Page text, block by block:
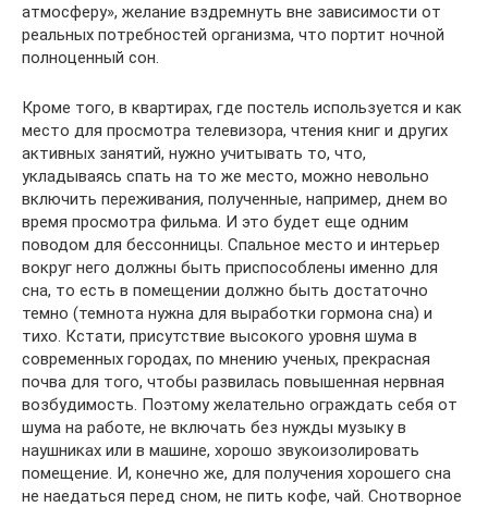
атмосферу», желание вздремнуть вне зависимости от
реальных потребностей организма, что портит ночной
полноценный сон.
Кроме того, в квартирах, где постель используется и как
место для просмотра телевизора, чтения книг и других
активных занятий, нужно учитывать то, что,
укладываясь спать на то же место, можно невольно
включить переживания, полученные, например, днем во
время просмотра фильма. И это будет еще одним
поводом для бессонницы. Спальное место и интерьер
вокруг него должны быть приспособлены именно для
сна, то есть в помещении должно быть достаточно
темно (темнота нужна для выработки гормона сна) и
тихо. Кстати, присутствие высокого уровня шума в
современных городах, по мнению ученых, прекрасная
почва для того, чтобы развилась повышенная нервная
возбудимость. Поэтому желательно ограждать себя от
шума на работе, не включать без нужды музыку в
наушниках или в машине, хорошо звукоизолировать
помещение. И, конечно же, для получения хорошего сна
не наедаться перед сном, не пить кофе, чай. Снотворное